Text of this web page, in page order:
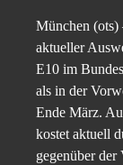
München (ots)
aktueller
E10 im
als in der
Ende März.
kostet aktuell
gegenüber